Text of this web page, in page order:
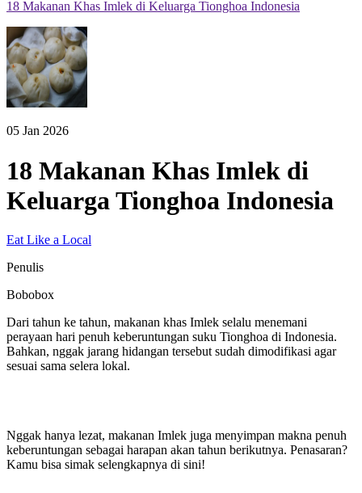
18 Makanan Khas Imlek di Keluarga Tionghoa Indonesia
05 Jan 2026
18 Makanan Khas Imlek di
Keluarga Tionghoa Indonesia
Eat Like a Local
Penulis
Bobobox
Dari tahun ke tahun, makanan khas Imlek selalu menemani
perayaan hari penuh keberuntungan suku Tionghoa di Indonesia.
Bahkan, nggak jarang hidangan tersebut sudah dimodifikasi agar
sesuai sama selera lokal.
Nggak hanya lezat, makanan Imlek juga menyimpan makna penuh
keberuntungan sebagai harapan akan tahun berikutnya. Penasaran?
Kamu bisa simak selengkapnya di sini!